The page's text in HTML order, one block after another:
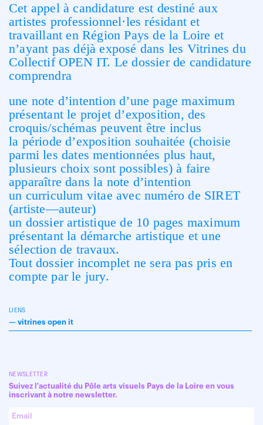
Cet appel à candidature est destiné aux
artistes professionnel·les résidant et
travaillant en Région Pays de la Loire et
n’ayant pas déjà exposé dans les Vitrines du
Collectif OPEN IT. Le dossier de candidature
comprendra
une note d’intention d’une page maximum
présentant le projet d’exposition, des
croquis/schémas peuvent être inclus
la période d’exposition souhaitée (choisie
parmi les dates mentionnées plus haut,
plusieurs choix sont possibles) à faire
apparaître dans la note d’intention
un curriculum vitae avec numéro de SIRET
(artiste—auteur)
un dossier artistique de 10 pages maximum
présentant la démarche artistique et une
sélection de travaux.
Tout dossier incomplet ne sera pas pris en
compte par le jury.
LIENS
— vitrines open it
NEWSLETTER
Suivez l'actualité du Pôle arts visuels Pays de la Loire en vous
inscrivant à notre newsletter.